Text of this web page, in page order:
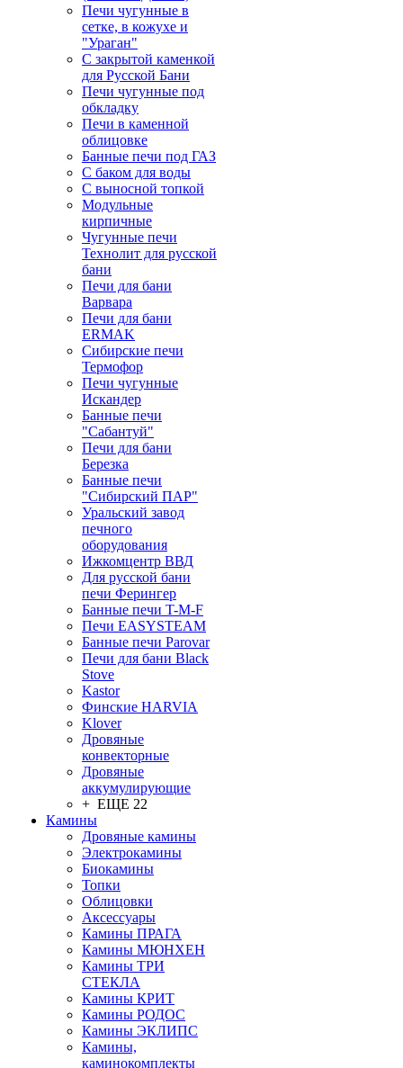
Печи чугунные в
сетке, в кожухе и
"Ураган"
С закрытой каменкой
для Русской Бани
Печи чугунные под
обкладку
Печи в каменной
облицовке
Банные печи под ГАЗ
С баком для воды
С выносной топкой
Модульные
кирпичные
Чугунные печи
Технолит для русской
бани
Печи для бани
Варвара
Печи для бани
ERMAK
Сибирские печи
Термофор
Печи чугунные
Искандер
Банные печи
"Сабантуй"
Печи для бани
Березка
Банные печи
"Сибирский ПАР"
Уральский завод
печного
оборудования
Ижкомцентр ВВД
Для русской бани
печи Ферингер
Банные печи T-M-F
Печи EASYSTEAM
Банные печи Parovar
Печи для бани Black
Stove
Kastor
Финские HARVIA
Klover
Дровяные
конвекторные
Дровяные
аккумулирующие
+ ЕЩЕ 22
Камины
Дровяные камины
Электрокамины
Биокамины
Топки
Облицовки
Аксессуары
Камины ПРАГА
Камины МЮНХЕН
Камины ТРИ
СТЕКЛА
Камины КРИТ
Камины РОДОС
Камины ЭКЛИПС
Камины,
каминокомплекты